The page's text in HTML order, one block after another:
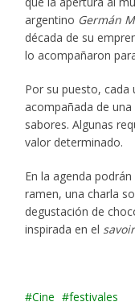
argentino Germán
década de su
lo acompañaron
Por su puesto, cada
acompañada de
sabores. Algunas
valor determinado.
En la agenda
ramen, una charla
degustación de
inspirada en el
Cine festivales